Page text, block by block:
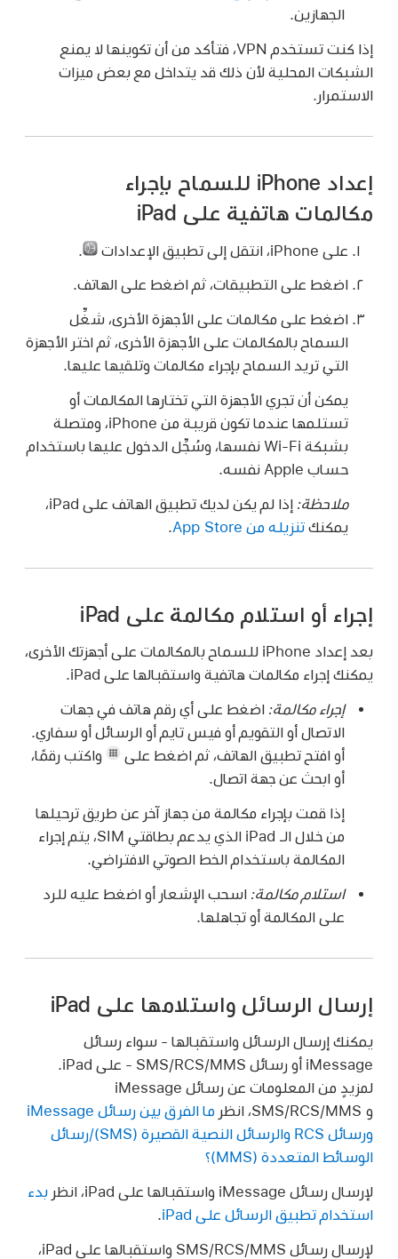
الجهازين.
إذا كنت تستخدم VPN، فتأكد من أن تكوينها لا يمنع
الشبكات المحلية لأن ذلك قد يتداخل مع بعض ميزات
الاستمرار.
إعداد iPhone للسماح بإجراء
مكالمات هاتفية على iPad
على iPhone، انتقل إلى تطبيق الإعدادات
اضغط على التطبيقات، ثم اضغط على الهاتف.
اضغط على مكالمات على الأجهزة الأخرى، شغِّل
السماح بالمكالمات على الأجهزة الأخرى، ثم اختر الأجهزة
التي تريد السماح بإجراء مكالمات وتلقيها عليها.
يمكن أن تجري الأجهزة التي تختارها المكالمات أو
تستلمها عندما تكون قريبة من iPhone، ومتصلة
بشبكة Wi-Fi نفسها، وسُجِّل الدخول عليها باستخدام
حساب Apple نفسه.
ملاحظة:
إذا لم يكن لديك تطبيق الهاتف على iPad،
يمكنكتنزيله من App Store
إجراء أو استلام مكالمة على iPad
بعد إعداد iPhone للسماح بالمكالمات على أجهزتك الأخرى،
يمكنك إجراء مكالمات هاتفية واستقبالها على iPad.
إجراء مكالمة: اضغط على أي رقم هاتف في جهات
الاتصال أو التقويم أو فيس تايم أو الرسائل أو سفاري.
أو افتح تطبيق الهاتف، ثم اضغط على
واكتب رقمًا،
أو ابحث عن جهة اتصال.
إذا قمت بإجراء مكالمة من جهاز آخر عن طريق ترحيلها
من خلال الـ iPad الذي يدعم بطاقتي SIM، يتم إجراء
المكالمة باستخدام الخط الصوتي الافتراضي.
استلام مكالمة: اسحب الإشعار أو اضغط عليه للرد
على المكالمة أو تجاهلها.
إرسال الرسائل واستلامها على iPad
يمكنك إرسال الرسائل واستقبالها - سواء رسائل
لمزيدٍ من المعلومات عن رسائل iMessage
و SMS/RCS/MMS، انظر
ما الفرق بين رسائل iMessage
ورسائل RCS والرسائل النصية القصيرة (SMS)/رسائل
الوسائط المتعددة (MMS)؟
لإرسال رسائل iMessage واستقبالها على iPad، انظر
بدء
استخدام تطبيق الرسائل على iPad
لإرسال رسائل SMS/RCS/MMS واستقبالها على iPad،